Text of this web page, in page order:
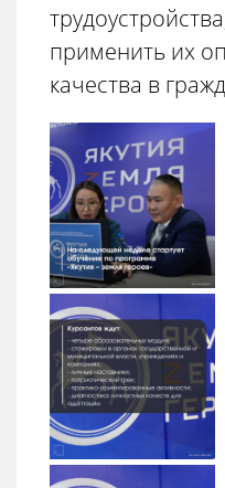
применить их
качества в